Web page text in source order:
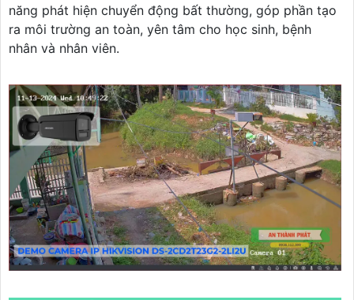
năng phát hiện chuyển động bất thường, góp phần tạo
ra môi trường an toàn, yên tâm cho học sinh, bệnh
nhân và nhân viên.